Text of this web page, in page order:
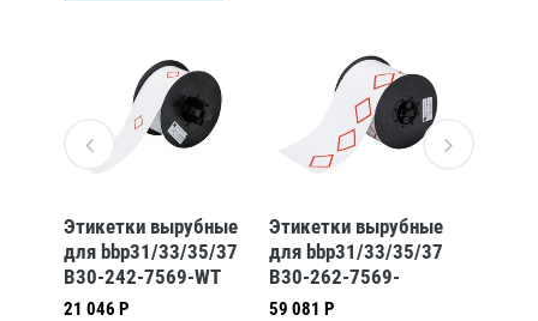
Этикетки вырубные
для bbp31/33/35/37
B30-242-7569-WT
21 046 Р
Этикетки вырубные
для bbp31/33/35/37
B30-262-7569-
CLP3B
59 081 Р